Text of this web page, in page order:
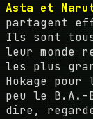
Asta et
partagent
Ils sont
leur monde
les plus
Hokage
peu le B.A.-
dire,